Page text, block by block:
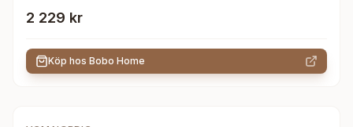
2 229 kr
Köp hos Bobo Home